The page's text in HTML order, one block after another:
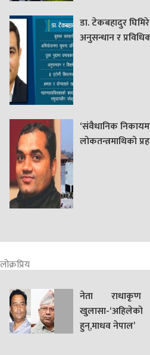
डा. टेकबहादुर
अनुसन्धान र
‘संवैधानिक
लोकतन्त्रमाथिको
लोक्रप्रिय
नेता
खुलासा-
हुन्,माधव नेपाल’